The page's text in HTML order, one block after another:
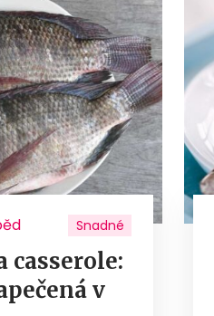
Snadné
casserole:
v